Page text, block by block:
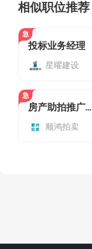
相似职位推荐
投标业务经理
星曜建设
房产助拍推广专员（兼职）
顺鸿拍卖